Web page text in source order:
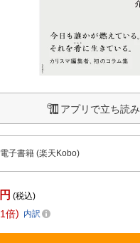
アプリで立ち読み
電子書籍 (楽天Kobo)
円 (税込)
1倍 内訳